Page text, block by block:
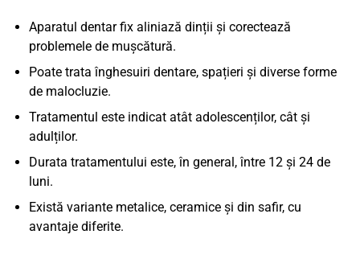
Aparatul dentar fix aliniază dinții și corectează
problemele de mușcătură.
Poate trata înghesuiri dentare, spațieri și diverse forme
de malocluzie.
Tratamentul este indicat atât adolescenților, cât și
adulților.
Durata tratamentului este, în general, între 12 și 24 de
luni.
Există variante metalice, ceramice și din safir, cu
avantaje diferite.